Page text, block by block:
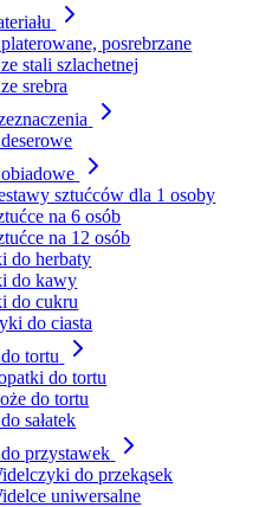
posrebrzane
stali szlachetnej
srebra
sztućców dla 1 osoby
na 6 osób
na 12 osób
do herbaty
do kawy
do cukru
do ciasta
tortu
do tortu
do tortu
sałatek
przystawek
do przekąsek
uniwersalne